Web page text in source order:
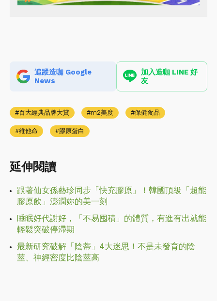
追蹤造咖 Google
News
加入造咖 LINE 好
友
百大經典品牌大賞 m2美度 保健食品
維他命 膠原蛋白
延伸閱讀
跟著仙女孫藝珍同步「快充膠原」！韓國頂級「超能
膠原飲」澎潤妳的美一刻
睡眠好代謝好，「不易囤積」的體質，有進有出就能
輕鬆突破停滯期
最新研究破解「陰蒂」4大迷思！不是未發育的陰
莖、神經密度比陰莖高